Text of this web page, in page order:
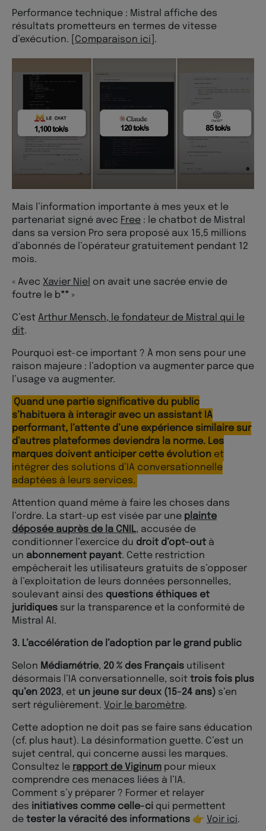
Performance technique : Mistral affiche des
résultats prometteurs en termes de vitesse
d’exécution. [ Comparaison ici ].
Mais l’information importante à mes yeux et le
partenariat signé avec Free : le chatbot de Mistral
dans sa version Pro sera proposé aux 15,5 millions
d’abonnés de l’opérateur gratuitement pendant 12
mois.
« Avec Xavier Niel on avait une sacrée envie de
foutre le b** »
C’est Arthur Mensch, le fondateur de Mistral qui le
dit.
Pourquoi est-ce important ? À mon sens pour une
raison majeure : l’adoption va augmenter parce que
l’usage va augmenter.
Quand une partie significative du public
s’habituera à interagir avec un assistant IA
performant, l’attente d’une expérience similaire sur
d’autres plateformes deviendra la norme. Les
marques doivent anticiper cette évolution et
intégrer des solutions d’IA conversationnelle
adaptées à leurs services.
Attention quand même à faire les choses dans
l’ordre. La start-up est visée par une plainte
déposée auprès de la CNIL, accusée de
conditionner l’exercice du droit d’opt-out à
un abonnement payant. Cette restriction
empêcherait les utilisateurs gratuits de s’opposer
à l’exploitation de leurs données personnelles,
soulevant ainsi des questions éthiques et
juridiques sur la transparence et la conformité de
Mistral AI.
3. L’accélération de l’adoption par le grand public
Selon Médiamétrie, 20 % des Français utilisent
désormais l’IA conversationnelle, soit trois fois plus
qu’en 2023, et un jeune sur deux (15-24 ans) s’en
sert régulièrement. Voir le baromètre.
Cette adoption ne doit pas se faire sans éducation
(cf. plus haut). La désinformation guette. C’est un
sujet central, qui concerne aussi les marques.
Consultez le rapport de Viginum pour mieux
comprendre ces menaces liées à l’IA.
Comment s’y préparer ? Former et relayer
des initiatives comme celle-ci qui permettent
de tester la véracité des informations 👉 Voir ici.